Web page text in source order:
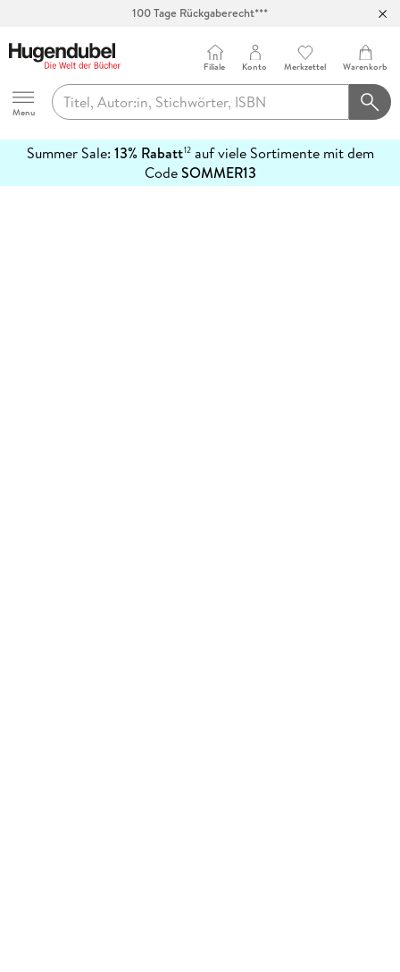
100 Tage Rückgaberecht***
Hugendubel
Menu
Filiale Konto Merkzettel Warenkorb
Summer Sale: 13% Rabatt12auf viele Sortimente mit dem
CodeSOMMER13
erfahren